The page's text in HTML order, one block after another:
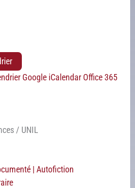
Google iCalendar Office 365
/ UNIL
| Autofiction